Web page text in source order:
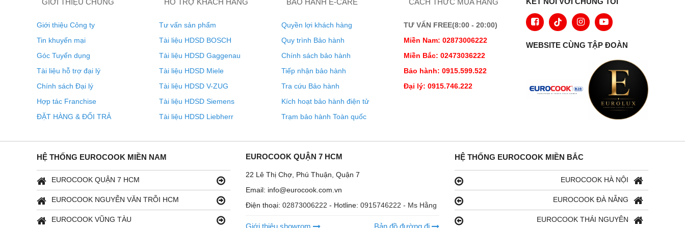
GIỚI THIỆU CHUNG
Giới thiệu Công ty
Tin khuyến mại
Góc Tuyển dụng
Tài liệu hỗ trợ đại lý
Chính sách Đại lý
Hợp tác Franchise
ĐẶT HÀNG & ĐỔI TRẢ
HỖ TRỢ KHÁCH HÀNG
Tư vấn sản phẩm
Tài liệu HDSD BOSCH
Tài liệu HDSD Gaggenau
Tài liệu HDSD Miele
Tài liệu HDSD V-ZUG
Tài liệu HDSD Siemens
Tài liệu HDSD Liebherr
BẢO HÀNH E-CARE
Quyền lợi khách hàng
Quy trình Bảo hành
Chính sách bảo hành
Tiếp nhận bảo hành
Tra cứu Bảo hành
Kích hoạt bảo hành điện tử
Trạm bảo hành Toàn quốc
CÁCH THỨC MUA HÀNG
TƯ VẤN FREE(8:00 - 20:00)
Miền Nam: 02873006222
Miền Bắc: 02473036222
Bảo hành: 0915.599.522
Đại lý: 0915.746.222
WEBSITE CÙNG TẬP ĐOÀN
HỆ THỐNG EUROCOOK MIỀN NAM
EUROCOOK QUẬN 7 HCM
EUROCOOK NGUYỄN VĂN TRỖI HCM
EUROCOOK VŨNG TÀU
EUROCOOK QUẬN 7 HCM
22 Lê Thị Chợ, Phú Thuận, Quận 7
Email: info@eurocook.com.vn
Điện thoại: 02873006222 - Hotline: 0915746222 - Ms Hằng
Giới thiệu showrom Bản đồ đường đi
HỆ THỐNG EUROCOOK MIỀN BẮC
EUROCOOK HÀ NỘI
EUROCOOK ĐÀ NẴNG
EUROCOOK THÁI NGUYÊN